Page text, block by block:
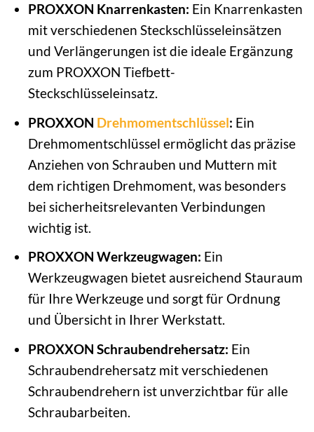
PROXXON Knarrenkasten: Ein Knarrenkasten
mit verschiedenen Steckschlüsseleinsätzen
und Verlängerungen ist die ideale Ergänzung
zum PROXXON Tiefbett-
Steckschlüsseleinsatz.
PROXXON Drehmomentschlüssel: Ein
Drehmomentschlüssel ermöglicht das präzise
Anziehen von Schrauben und Muttern mit
dem richtigen Drehmoment, was besonders
bei sicherheitsrelevanten Verbindungen
wichtig ist.
PROXXON Werkzeugwagen: Ein
Werkzeugwagen bietet ausreichend Stauraum
für Ihre Werkzeuge und sorgt für Ordnung
und Übersicht in Ihrer Werkstatt.
PROXXON Schraubendrehersatz: Ein
Schraubendrehersatz mit verschiedenen
Schraubendrehern ist unverzichtbar für alle
Schraubarbeiten.